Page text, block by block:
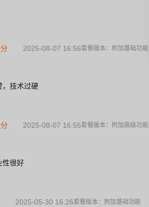
分 2025-08-07 16:56套餐版本： 附加基础功能
，技术过硬
分 2025-08-07 16:55套餐版本： 附加高级功能
性很好
2025-05-30 16:26套餐版本： 附加基础功能